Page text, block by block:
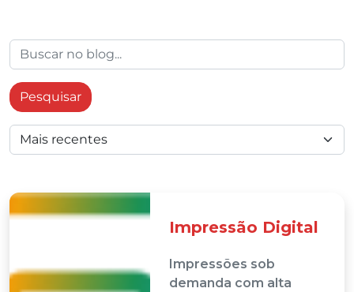
Pesquisar
Impressão Digital
Impressões sob
demanda com alta